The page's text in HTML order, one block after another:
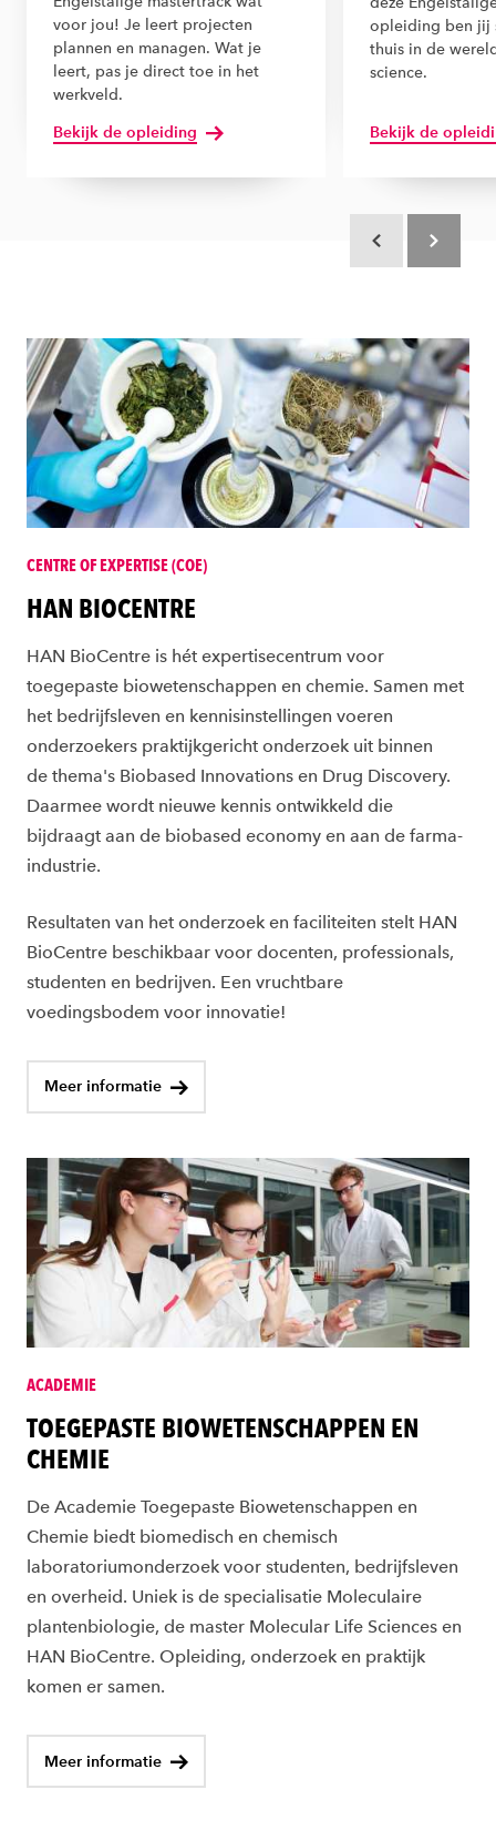
voor jou! Je leert projecten
plannen en managen. Wat je
leert, pas je direct toe in het
werkveld.
Bekijk de opleiding
opleiding ben jij
thuis in de
science.
Bekijk de
CENTRE OF EXPERTISE (COE)
HAN BIOCENTRE
HAN BioCentre is hét expertisecentrum voor
toegepaste biowetenschappen en chemie. Samen met
het bedrijfsleven en kennisinstellingen voeren
onderzoekers praktijkgericht onderzoek uit binnen
de thema's Biobased Innovations en Drug Discovery.
Daarmee wordt nieuwe kennis ontwikkeld die
bijdraagt aan de biobased economy en aan de farma-
industrie.
Resultaten van het onderzoek en faciliteiten stelt HAN
BioCentre beschikbaar voor docenten, professionals,
studenten en bedrijven. Een vruchtbare
voedingsbodem voor innovatie!
Meer informatie
ACADEMIE
TOEGEPASTE BIOWETENSCHAPPEN EN
CHEMIE
De Academie Toegepaste Biowetenschappen en
Chemie biedt biomedisch en chemisch
laboratoriumonderzoek voor studenten, bedrijfsleven
en overheid. Uniek is de specialisatie Moleculaire
plantenbiologie, de master Molecular Life Sciences en
HAN BioCentre. Opleiding, onderzoek en praktijk
komen er samen.
Meer informatie